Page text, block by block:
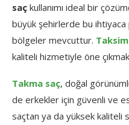
saç kullanımı ideal bir
büyük şehirlerde bu
bölgeler mevcuttur.
kaliteli hizmetiyle öne
Takma saç, doğal
de erkekler için güvenli ve
saçtan ya da yüksek